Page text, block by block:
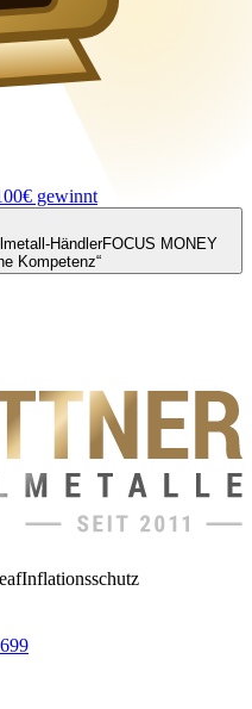
gewinnt
HändlerFOCUS MONEY
Kompetenz“
Inflationsschutz